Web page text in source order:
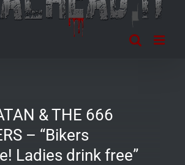
& THE 666
– “Bikers
Ladies drink free”